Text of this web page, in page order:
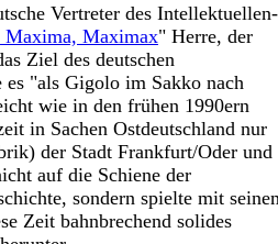
Vertreter des Intellektuellen-
Maximax" Herre, der
Ziel des deutschen
"als Gigolo im Sakko nach
wie in den frühen 1990ern
in Sachen Ostdeutschland nur
der Stadt Frankfurt/Oder und
auf die Schiene der
sondern spielte mit
Zeit bahnbrechend solides